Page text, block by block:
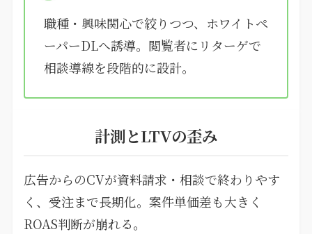
職種・興味関心で絞りつつ、ホワイトペ
ーパーDLへ誘導。閲覧者にリターゲで
相談導線を段階的に設計。
計測とLTVの歪み
広告からのCVが資料請求・相談で終わりやす
く、受注まで長期化。案件単価差も大きく
ROAS判断が崩れる。